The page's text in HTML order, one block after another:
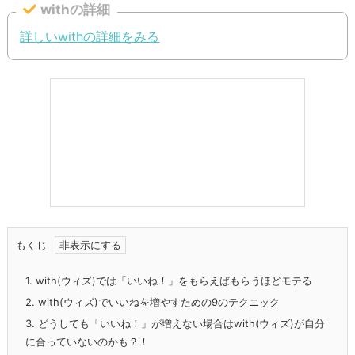
withの詳細
詳しいwithの詳細をみる
もくじ
1. with(ウィズ)では「いいね！」をもらえばもらうほどモテる
2. with(ウィズ)でいいねを増やすための9のテクニック
3. どうしても「いいね！」が増えない場合はwith(ウィズ)が自分
に合っていないのかも？！